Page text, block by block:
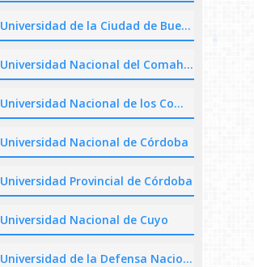
Universidad de la Ciudad de Buenos Aires
Universidad Nacional del Comahue
Universidad Nacional de los Comechingones
Universidad Nacional de Córdoba
Universidad Provincial de Córdoba
Universidad Nacional de Cuyo
Universidad de la Defensa Nacional